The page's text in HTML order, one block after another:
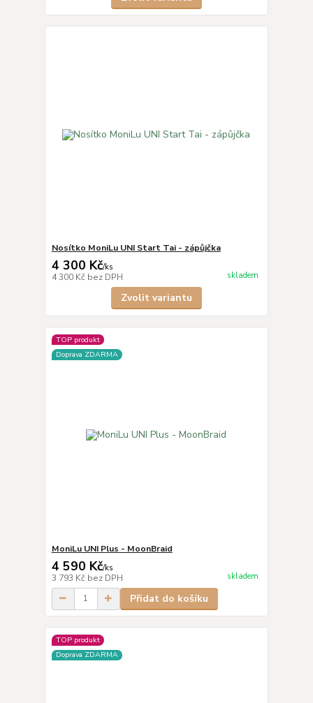
Nosítko MoniLu UNI Start Tai - zápůjčka
4 300 Kč/ks
4 300 Kč bez DPH skladem
Zvolit variantu
TOP produkt
Doprava ZDARMA
MoniLu UNI Plus - MoonBraid
4 590 Kč/ks
3 793 Kč bez DPH skladem
Přidat do košíku
TOP produkt
Doprava ZDARMA